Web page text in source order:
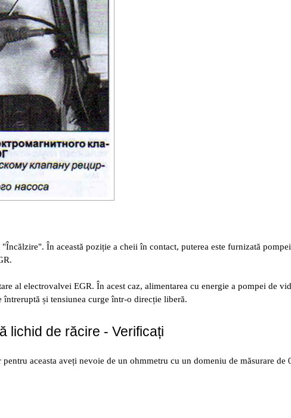
În această poziție a cheii în contact, puterea este furnizată
al electrovalvei EGR. În acest caz, alimentarea cu energie a pompei de
întreruptă și tensiunea curge într-o direcție liberă.
lichid de răcire - Verificați
pentru aceasta aveți nevoie de un ohmmetru cu un domeniu de măsurare de